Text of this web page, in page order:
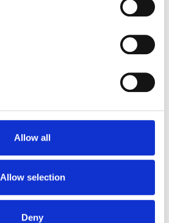
Allow all
Allow selection
Deny
HBB+ 6 bar